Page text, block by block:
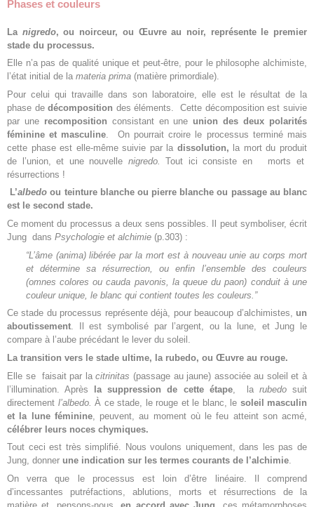
Phases et couleurs
La nigredo, ou noirceur, ou Œuvre au noir, représente le premier
stade du processus.
Elle n’a pas de qualité unique et peut-être, pour le philosophe alchimiste,
l’état initial de la materia prima (matière primordiale).
Pour celui qui travaille dans son laboratoire, elle est le résultat de la
phase dedécomposition des éléments. Cette décomposition est suivie
par unerecomposition consistant en uneunion des deux polarités
féminine et masculine . On pourrait croire le processus terminé mais
cette phase est elle-même suivie par la dissolution, la mort du produit
de l’union, et une nouvelle nigredo.Tout ici consiste en morts et
résurrections !
L’albedo ou teinture blanche ou pierre blanche ou passage au blanc
est le second stade.
Ce moment du processus a deux sens possibles. Il peut symboliser, écrit
Jung dans Psychologie et alchimie (p.303) :
“L’âme (anima) libérée par la mort est à nouveau unie au corps mort
et détermine sa résurrection, ou enfin l’ensemble des couleurs
(omnes colores ou cauda pavonis, la queue du paon) conduit à une
couleur unique, le blanc qui contient toutes les couleurs.”
Ce stade du processus représente déjà, pour beaucoup d’alchimistes, un
aboutissement. Il est symbolisé par l’argent, ou la lune, et Jung le
compare à l’aube précédant le lever du soleil.
La transition vers le stade ultime, la rubedo, ou Œuvre au rouge.
Elle se faisait par lacitrinitas (passage au jaune) associée au soleil et à
l’illumination. Après
la suppression de cette étape, la rubedosuit
directement l’albedo. À ce stade, le rouge et le blanc, le soleil masculin
et la lune féminine, peuvent, au moment où le feu atteint son acmé,
célébrer leurs noces chymiques.
Tout ceci est très simplifié. Nous voulons uniquement, dans les pas de
Jung, donner une indication sur les termes courants de l’alchimie.
On verra que le processus est loin d’être linéaire. Il comprend
d’incessantes putréfactions, ablutions, morts et résurrections de la